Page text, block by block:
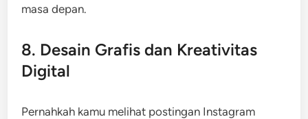
masa depan.
8. Desain Grafis dan Kreativitas
Digital
Pernahkah kamu melihat postingan Instagram